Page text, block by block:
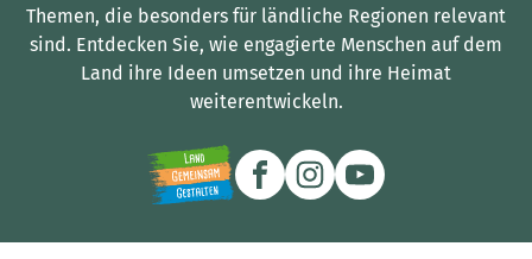
Themen, die besonders für ländliche Regionen relevant
sind. Entdecken Sie, wie engagierte Menschen auf dem
Land ihre Ideen umsetzen und ihre Heimat
weiterentwickeln.